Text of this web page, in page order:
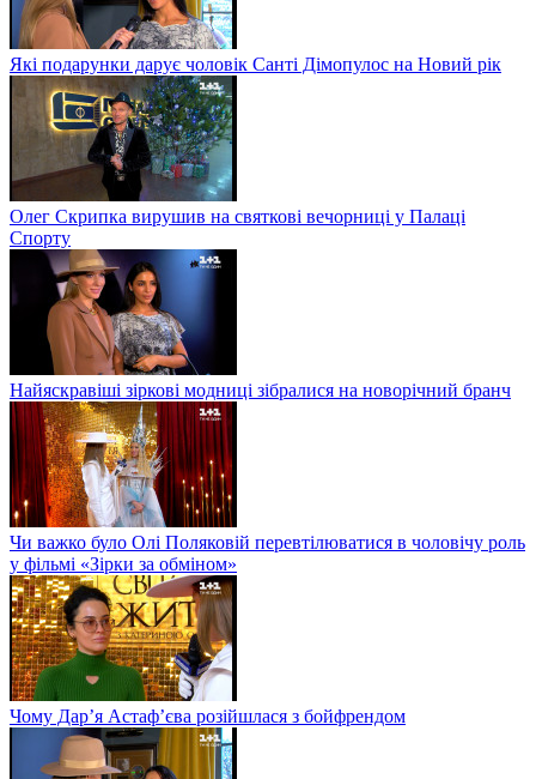
Які подарунки дарує чоловік Санті Дімопулос на Новий рік
Олег Скрипка вирушив на святкові вечорниці у Палаці
Спорту
Найяскравіші зіркові модниці зібралися на новорічний бранч
Чи важко було Олі Поляковій перевтілюватися в чоловічу роль
у фільмі «Зірки за обміном»
Чому Дар’я Астаф’єва розійшлася з бойфрендом